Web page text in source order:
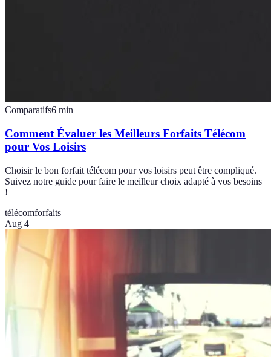
Comparatifs6 min
Comment Évaluer les Meilleurs Forfaits Télécom
pour Vos Loisirs
Choisir le bon forfait télécom pour vos loisirs peut être compliqué.
Suivez notre guide pour faire le meilleur choix adapté à vos besoins
!
télécomforfaits
Aug 4